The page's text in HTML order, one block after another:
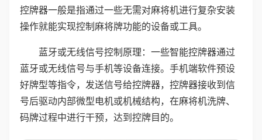
控牌器一般是指通过一些无需对麻将机进行复杂安装
操作就能实现控制麻将牌功能的设备或工具。
蓝牙或无线信号控制原理：一些智能控牌器通过
蓝牙或无线信号与手机等设备连接。手机端软件预设
好牌型等指令，发送信号给控牌器，控牌器接收到信
号后驱动内部微型电机或机械结构，在麻将机洗牌、
码牌过程中进行干预，达到控牌目的。